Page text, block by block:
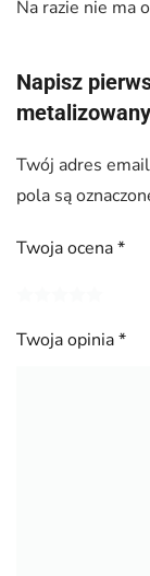
Na razie nie ma
Napisz
Twój adres
pola są
Twoja ocena*
Twoja opinia*